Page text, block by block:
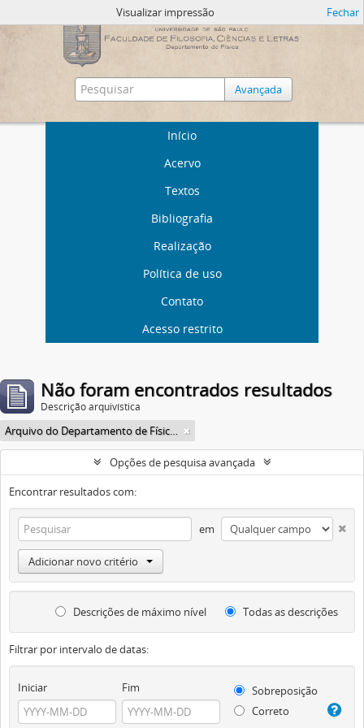
Avançada
Início
Acervo
Textos
Bibliografia
Realização
Política de uso
Contato
Acesso restrito
Visualizar impressão Fechar
Não foram encontrados resultados
Descrição arquivística
Arquivo do Departamento de Física da Faculdade de Filosofia (FFLC)
Opções de pesquisa avançada
Encontrar resultados com:
em
Adicionar novo critério
Descrições de máximo nível Todas as descrições
Filtrar por intervalo de datas:
Iniciar Fim
Sobreposição
Correto